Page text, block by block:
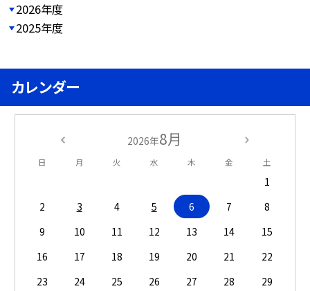
2026年度
2025年度
カレンダー
2026年8月
日 月 火 水 木 金 土
1
2
3 4 5 6 7
8
9
10 11 12 13 14
15
16
17 18 19 20 21
22
23
24 25 26 27 28
29